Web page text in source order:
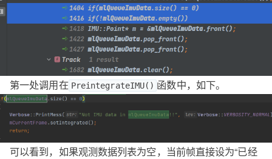
第一处调用在 PreintegrateIMU() 函数中，如下。
可以看到，如果观测数据列表为空，当前帧直接设为“已经